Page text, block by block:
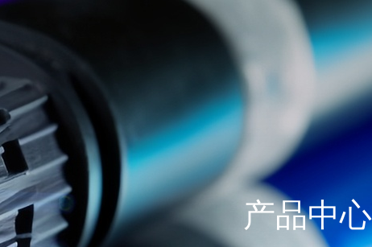
产品中心